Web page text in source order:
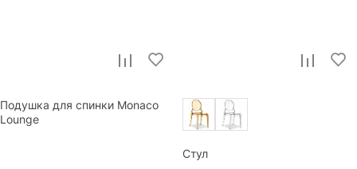
Подушка для спинки Monaco
Lounge
Стул